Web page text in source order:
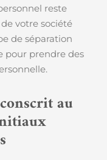
reste
votre société
de séparation
pour prendre des
au